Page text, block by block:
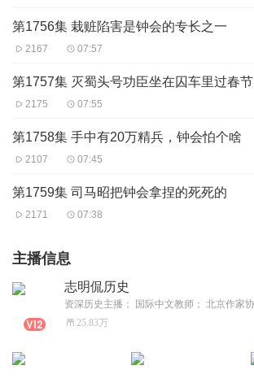
第1756集 栽赃陷害是钟会的专长之一
2167 07:57
第1757集 灭蜀头号功臣坐在囚车里过春节
2175 07:55
第1758集 手中有20万精兵，钟会怕个啥
2107 07:45
第1759集 司马昭把钟会拿捏的死死的
2171 07:38
主播信息
志明侃历史
资深历史主播； 国际中文教师； 北京作家协
25.83万